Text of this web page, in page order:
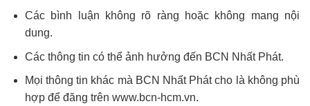
Các bình luận không rõ ràng hoặc không mang nội
dung.
Các thông tin có thể ảnh hưởng đến BCN Nhất Phát.
Mọi thông tin khác mà BCN Nhất Phát cho là không phù
hợp để đăng trên www.bcn-hcm.vn.